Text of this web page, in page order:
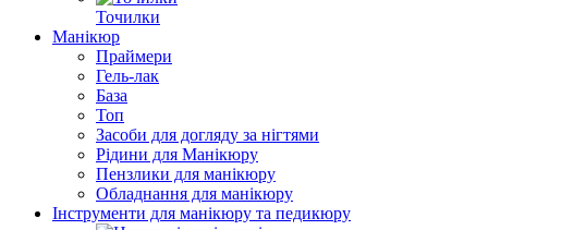
Точилки
Манікюр
Праймери
Гель-лак
База
Топ
Засоби для догляду за нігтями
Рідини для Манікюру
Пензлики для манікюру
Обладнання для манікюру
Інструменти для манікюру та педикюру